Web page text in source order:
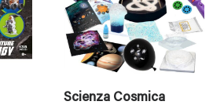
Scienza Cosmica